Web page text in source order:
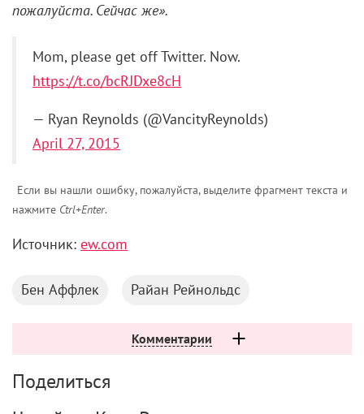
пожалуйста. Сейчас же».
Mom, please get off Twitter. Now.
https://t.co/bcRJDxe8cH
— Ryan Reynolds (@VancityReynolds)
April 27, 2015
Если вы нашли ошибку, пожалуйста, выделите фрагмент текста и
нажмите Ctrl+Enter.
Источник: ew.com
Бен Аффлек Райан Рейнольдс
Комментарии
Поделиться